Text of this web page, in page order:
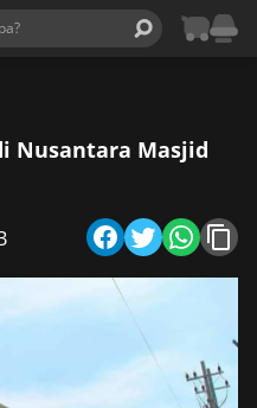
Nusantara Masjid